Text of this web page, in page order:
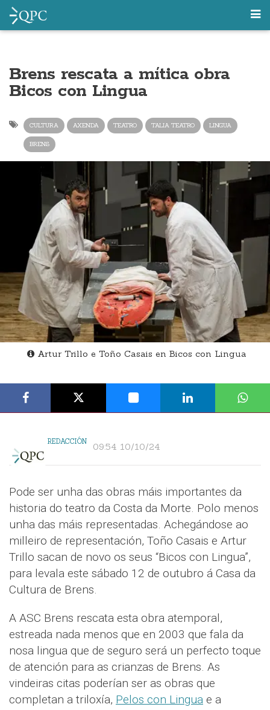
Brens rescata a mítica obra
Bicos con Lingua
CULTURA AXENDA TEATRO TALIA TEATRO LINGUA
BRENS
Artur Trillo e Toño Casais en Bicos con Lingua
REDACCIÓN 09:54 10/10/24
Pode ser unha das obras máis importantes da
historia do teatro da Costa da Morte. Polo menos
unha das máis representadas. Achegándose ao
milleiro de representación, Toño Casais e Artur
Trillo sacan de novo os seus “Bicos con Lingua”,
para levala este sábado 12 de outubro á Casa da
Cultura de Brens.
A ASC Brens rescata esta obra atemporal,
estreada nada menos que en 2003 que fala da
nosa lingua que de seguro será un perfecto toque
de atención para as crianzas de Brens. As
vindeiras citas poderían ser as obras que
completan a triloxía, Pelos con Lingua e a